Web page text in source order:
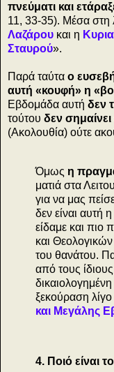
πνεύματι και
11, 33-35). Μέσα στη
Λαζάρου και η
Σταυρού».
Παρά ταύτα ο
αυτή «κουφή» η
Εβδομάδα αυτή δεν
τούτου δεν
(Ακολουθία) ούτε
Όμως η
ματιά στα
για να μας
δεν είναι αυτή
είδαμε και πιο
και
του θανάτου.
από τους
ξεκούραση
και Μεγάλης
4. Ποιό είναι